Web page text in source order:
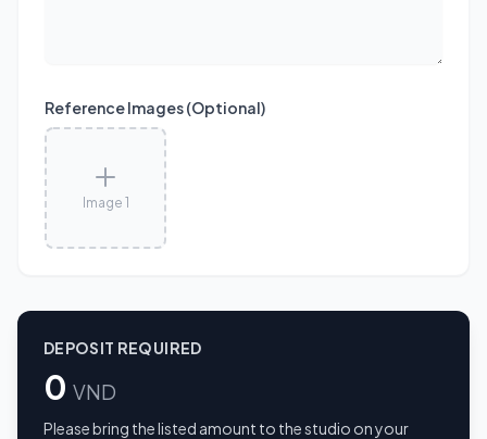
Reference Images (Optional)
Image 1
DEPOSIT REQUIRED
0 VND
Please bring the listed amount to the studio on your